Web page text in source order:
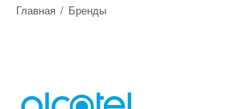
Главная / Бренды